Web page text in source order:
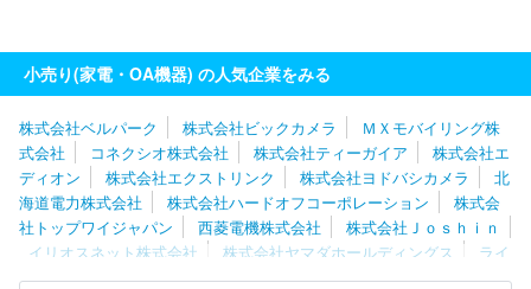
小売り(家電・OA機器) の人気企業をみる
株式会社ベルパーク 株式会社ビックカメラ
ＭＸモバイリング株
式会社
コネクシオ株式会社 株式会社ティーガイア
株式会社エ
ディオン
株式会社エクストリンク 株式会社ヨドバシカメラ
北
海道電力株式会社
株式会社ハードオフコーポレーション
株式会
社トップワイジャパン
西菱電機株式会社
株式会社Ｊｏｓｈｉｎ
イリオスネット株式会社
株式会社ヤマダホールディングス
ライ
フニジュウイチ株式会社
株式会社リツビ＆メディカランド
テレ